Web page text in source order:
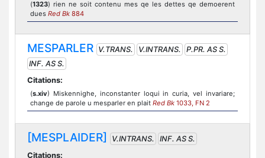
(1323) rien ne soit contenu mes qe les dettes qe demoerent
dues Red Bk 884
MESPARLER V.TRANS. V.INTRANS.
P.PR. AS S.
INF. AS S.
Citations:
(s.xiv) Miskennighe, inconstanter loqui in curia, vel invariare;
change de parole u mesparler en plait Red Bk 1033, FN 2
[MESPLAIDER] V.INTRANS.
INF. AS S.
Citations: